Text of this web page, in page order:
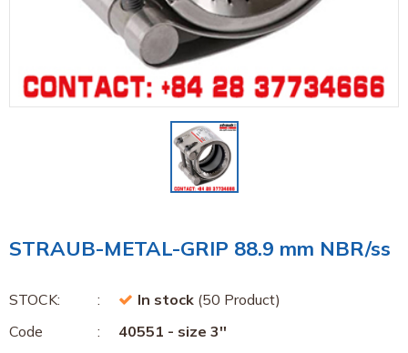
STRAUB-METAL-GRIP 88.9 mm NBR/ss
STOCK: In stock (50 Product)
Code
40551 - size 3''